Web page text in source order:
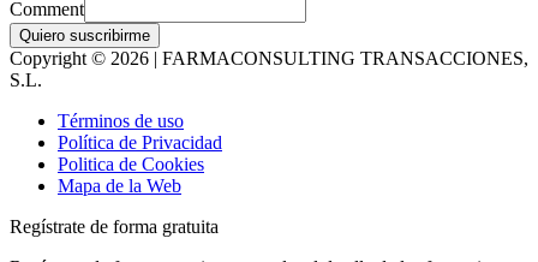
Comment
Quiero suscribirme
Copyright © 2026 | FARMACONSULTING TRANSACCIONES,
S.L.
Términos de uso
Política de Privacidad
Politica de Cookies
Mapa de la Web
Regístrate de forma gratuita